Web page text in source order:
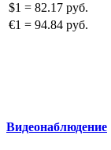
$1 = 82.17 руб.
€1 = 94.84 руб.
Видеонаблюдение